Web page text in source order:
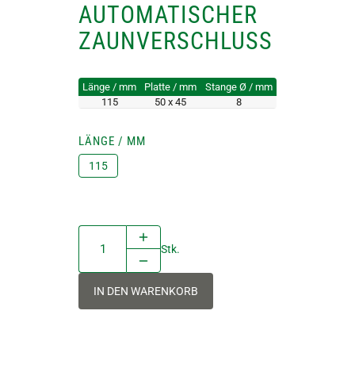
AUTOMATISCHER
ZAUNVERSCHLUSS
Länge / mm Platte / mm
Stange Ø / mm
115
50 x 45 8
LÄNGE / MM
115
Stk.
IN DEN WARENKORB